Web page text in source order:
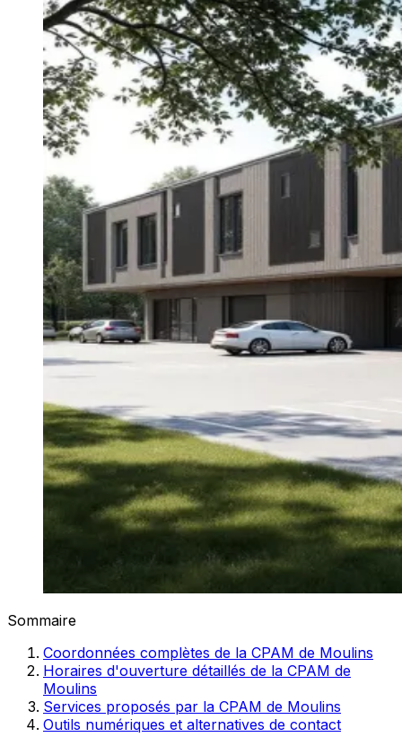
Sommaire
Coordonnées complètes de la CPAM de Moulins
Horaires d'ouverture détaillés de la CPAM de
Moulins
Services proposés par la CPAM de Moulins
Outils numériques et alternatives de contact